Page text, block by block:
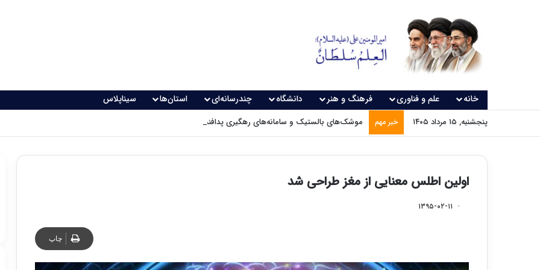
خانه علم و فناوری فرهنگ و هنر دانشگاه چندرسانه‌ای استان‌ها سیناپلاس
پنجشنبه, ۱۵ مرداد ۱۴۰۵ خبر مهم موشک‌های بالستیک و سامانه‌های رهگیری پدافندی چگونه کار می کنند؟
اولین اطلس معنایی از مغز طراحی شد
۱۳۹۵-۰۲-۱۱
چاپ